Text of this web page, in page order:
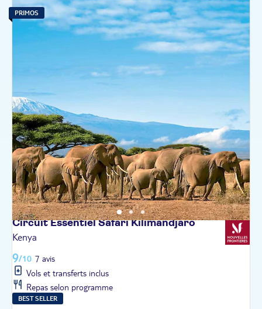
PRIMOS
Circuit Essentiel SafariKilimandjaro
Kenya
9/10 7 avis
Vols et transferts inclus
Repas selon programme
BEST SELLER